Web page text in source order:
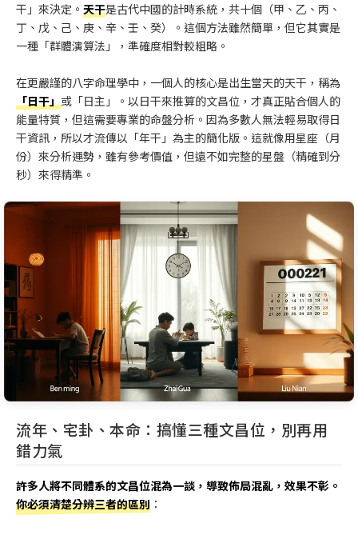
干」來決定。 天干是古代中國的計時系統，共十個（甲、乙、丙、
丁、戊、己、庚、辛、壬、癸）。這個方法雖然簡單，但它其實是
一種「群體演算法」，準確度相對較粗略。
在更嚴謹的八字命理學中，一個人的核心是出生當天的天干，稱為
「日干」 或「日主」。以日干來推算的文昌位，才真正貼合個人的
能量特質，但這需要專業的命盤分析。因為多數人無法輕易取得日
干資訊，所以才流傳以「年干」為主的簡化版。這就像用星座（月
份）來分析運勢，雖有參考價值，但遠不如完整的星盤（精確到分
秒）來得精準。
流年、宅卦、本命：搞懂三種文昌位，別再用
錯力氣
許多人將不同體系的文昌位混為一談，導致佈局混亂，效果不彰。
你必須清楚分辨三者的區別 ：